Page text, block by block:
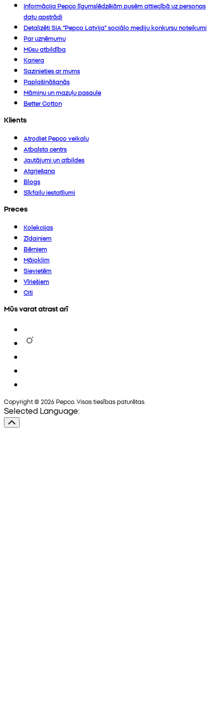
Informācija Pepco līgumslēdzējām pusēm attiecībā uz personas
datu apstrādi
Detalizēti SIA “Pepco Latvija” sociālo mediju konkursu noteikumi
Par uzņēmumu
Mūsu atbildība
Karjera
Sazinieties ar mums
Paplašināšanās
Māmiņu un mazuļu pasaule
Better Cotton
Klients
Atrodiet Pepco veikalu
Atbalsta centrs
Jautājumi un atbildes
Atgriešana
Blogs
Sīkfailu iestatījumi
Preces
Kolekcijas
Zīdaiņiem
Bērniem
Mājoklim
Sievietēm
Vīriešiem
Citi
Mūs varat atrast arī
Copyright © 2026 Pepco. Visas tiesības paturētas.
Selected Language: